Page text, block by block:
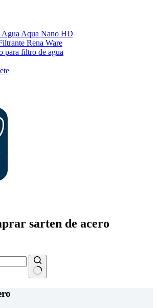
Agua Aqua Nano HD
Rena Ware
para filtro de agua
sarten de acero